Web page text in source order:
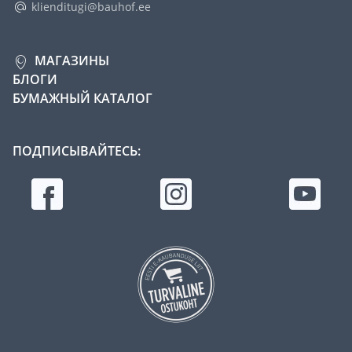
klienditugi@bauhof.ee
МАГАЗИНЫ
БЛОГИ
БУМАЖНЫЙ КАТАЛОГ
ПОДПИСЫВАЙТЕСЬ: